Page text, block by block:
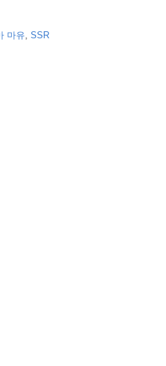
마유, SSR